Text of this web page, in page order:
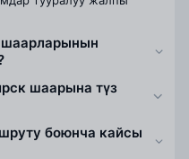
шаарларынын
шаарына түз
боюнча кайсы